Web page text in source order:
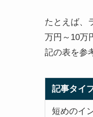
たとえば、
万円～10万
記の表を参
記事タイ
短めのイ